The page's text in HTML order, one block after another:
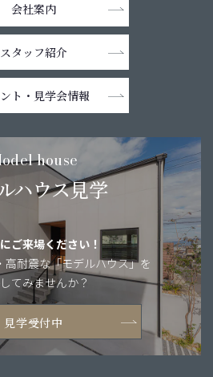
会社案内
スタッフ紹介
ト・ 見学会情報
house
ハウス見学
ご来場ください！
高耐震な「モデルハウス」を
てみませんか？
見学受付中